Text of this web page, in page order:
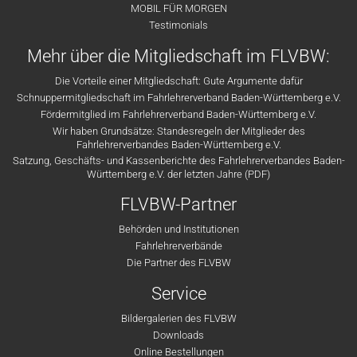
MOBIL FÜR MORGEN
Testimonials
Mehr über die Mitgliedschaft im FLVBW:
Die Vorteile einer Mitgliedschaft: Gute Argumente dafür
Schnuppermitgliedschaft im Fahrlehrerverband Baden-Württemberg e.V.
Fördermitglied im Fahrlehrerverband Baden-Württemberg e.V.
Wir haben Grundsätze: Standesregeln der Mitglieder des
Fahrlehrerverbandes Baden-Württemberg e.V.
Satzung, Geschäfts- und Kassenberichte des Fahrlehrerverbandes Baden-
Württemberg e.V. der letzten Jahre (PDF)
FLVBW-Partner
Behörden und Institutionen
Fahrlehrerverbände
Die Partner des FLVBW
Service
Bildergalerien des FLVBW
Downloads
Online Bestellungen